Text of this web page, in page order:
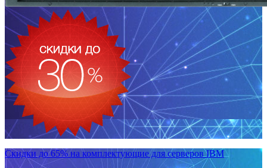
Скидки до 65% на комплектующие для серверов IBM